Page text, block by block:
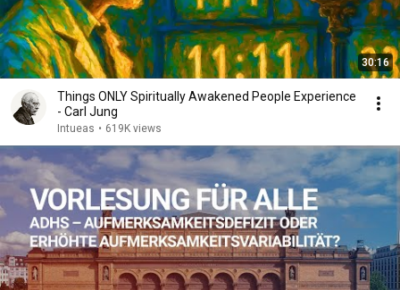
30:16
Things ONLY Spiritually Awakened People Experience
- Carl Jung
Intueas • 619K views